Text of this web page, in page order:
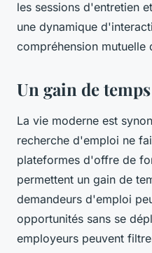
les sessions d'entretien
une dynamique
compréhension mutuelle
Un gain de
La vie moderne est
recherche d'emploi ne
plateformes d'offre de
permettent un gain de
demandeurs d'emploi
opportunités sans se
employeurs peuvent